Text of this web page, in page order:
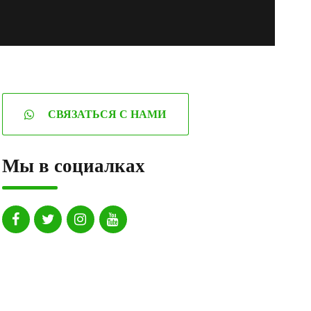
СВЯЗАТЬСЯ С НАМИ
Мы в социалках